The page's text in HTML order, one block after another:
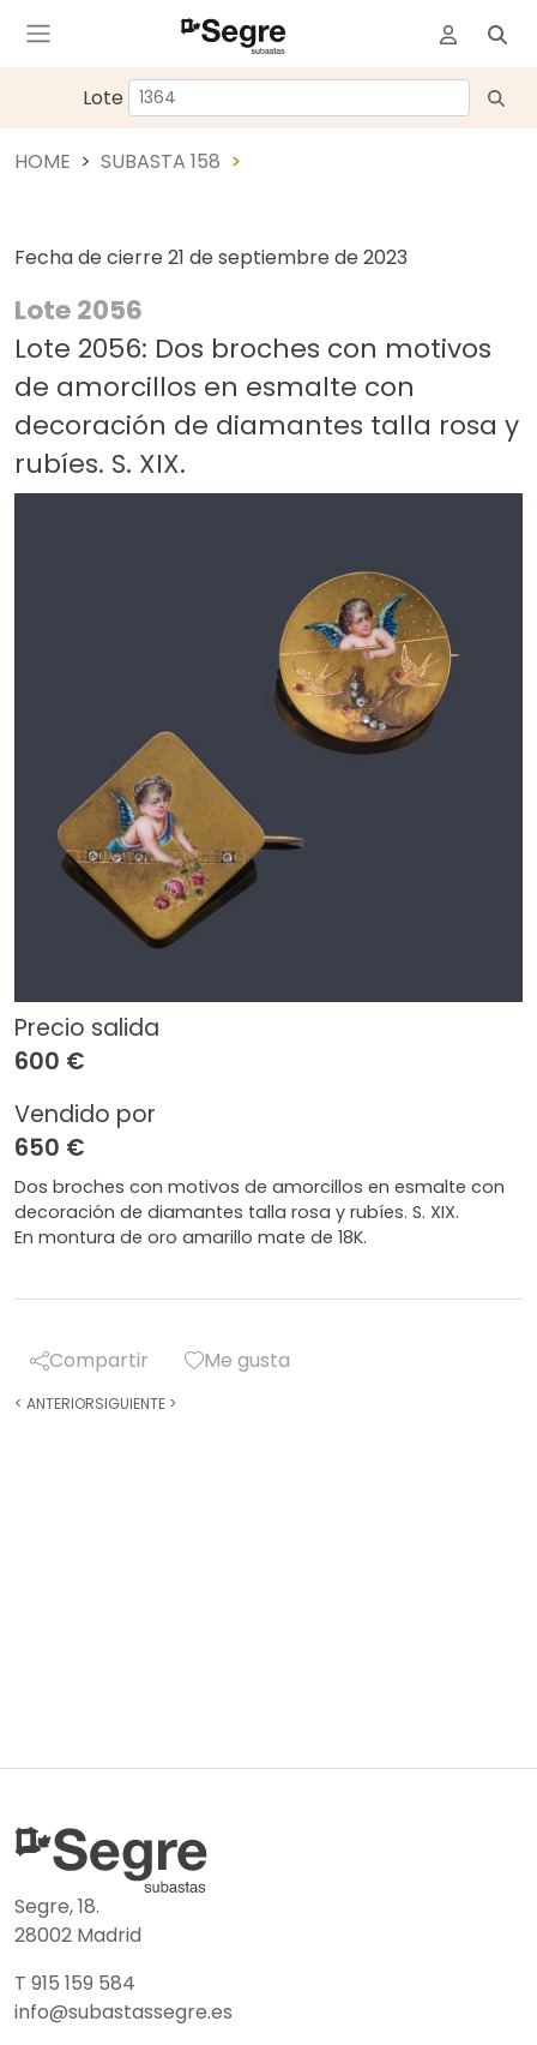
Lote
HOME SUBASTA 158
Fecha de cierre 21 de septiembre de 2023
Lote 2056
Lote 2056: Dos broches con motivos
de amorcillos en esmalte con
decoración de diamantes talla rosa y
rubíes. S. XIX.
Precio salida
600 €
Vendido por
650 €
Dos broches con motivos de amorcillos en esmalte con
decoración de diamantes talla rosa y rubíes. S. XIX.
En montura de oro amarillo mate de 18K.
Compartir Me gusta
< ANTERIORSIGUIENTE >
Segre, 18.
28002 Madrid
T 915 159 584
info@subastassegre.es